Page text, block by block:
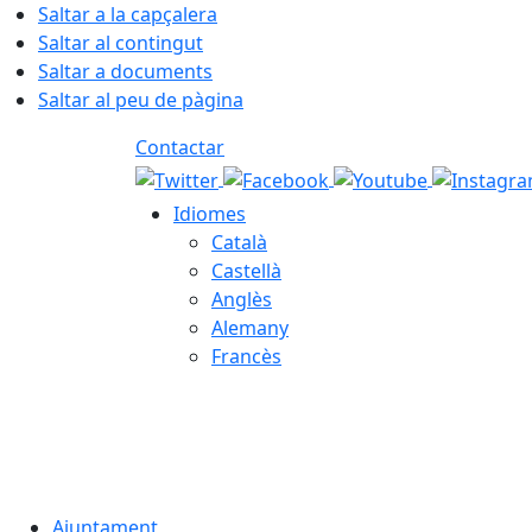
Saltar a la capçalera
Saltar al contingut
Saltar a documents
Saltar al peu de pàgina
Contactar
Idiomes
Català
Castellà
Anglès
Alemany
Francès